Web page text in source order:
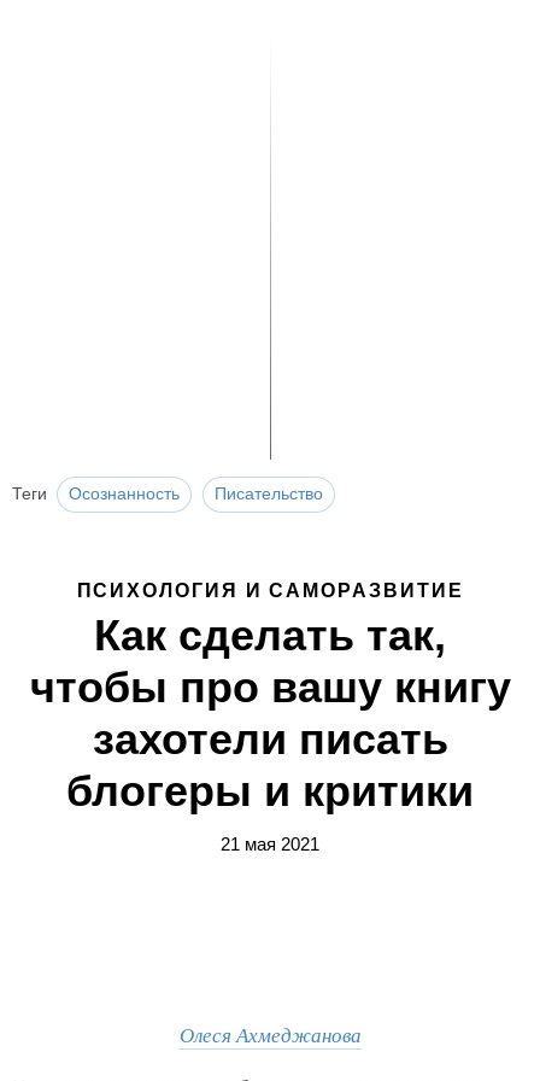
Теги Осознанность Писательство
ПСИХОЛОГИЯ И САМОРАЗВИТИЕ
Как сделать так,
чтобы про вашу книгу
захотели писать
блогеры и критики
21 мая 2021
Олеся Ахмеджанова